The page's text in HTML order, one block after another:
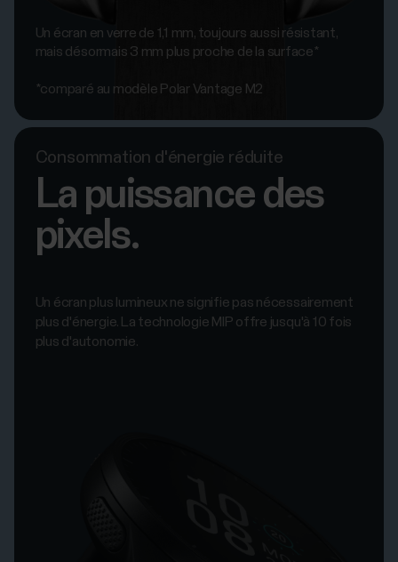
Un écran en verre de 1,1 mm, toujours aussi résistant,
mais désormais 3 mm plus proche de la surface*
*comparé au modèle Polar Vantage M2
Consommation d'énergie réduite
La puissance des
pixels.
Un écran plus lumineux ne signifie pas nécessairement
plus d'énergie. La technologie MIP offre jusqu'à 10 fois
plus d'autonomie.